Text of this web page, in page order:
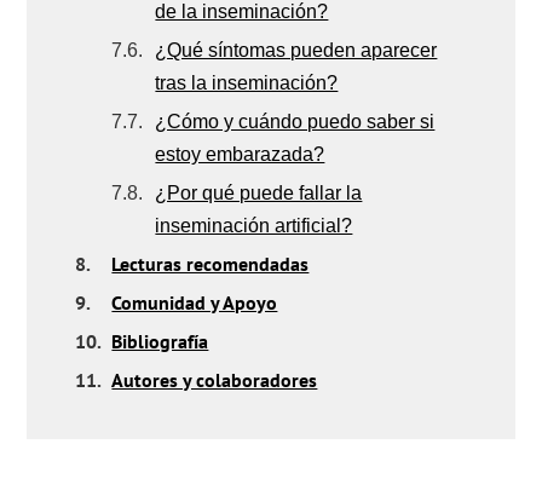
de la inseminación?
7.6.
¿Qué síntomas pueden aparecer
tras la inseminación?
7.7.
¿Cómo y cuándo puedo saber si
estoy embarazada?
7.8.
¿Por qué puede fallar la
inseminación artificial?
8.
Lecturas recomendadas
9.
Comunidad y Apoyo
10. Bibliografía
11. Autores y colaboradores